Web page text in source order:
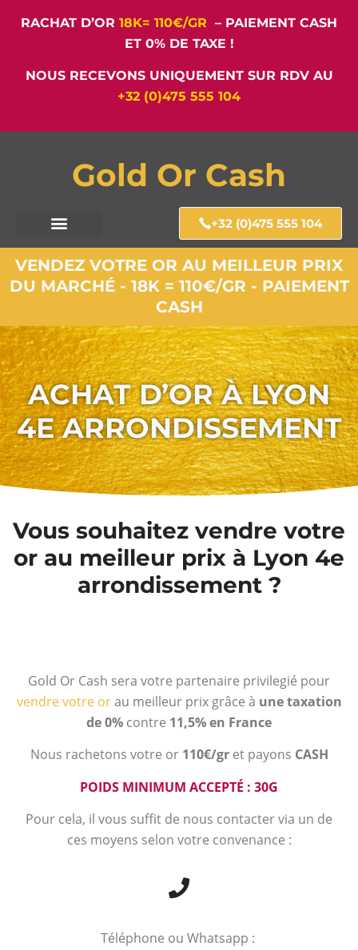
RACHAT D’OR 18K= 110€/GR – PAIEMENT CASH
ET 0% DE TAXE !
NOUS RECEVONS UNIQUEMENT SUR RDV AU
+32 (0)475 555 104
Gold Or Cash
+32 (0)475 555 104
VENDEZ VOTRE OR AU MEILLEUR PRIX
DU MARCHÉ - 18K = 110€/GR - PAIEMENT
CASH
ACHAT D’OR À LYON
4E ARRONDISSEMENT
Vous souhaitez vendre votre
or au meilleur prix à Lyon 4e
arrondissement ?
Gold Or Cash sera votre partenaire privilegié pour
vendre votre orau meilleur prix grâce à une taxation
de 0% contre 11,5% en France
Nous rachetons votre or 110€/gr et payons CASH
POIDS MINIMUM ACCEPTÉ : 30G
Pour cela, il vous suffit de nous contacter via un de
ces moyens selon votre convenance :
Téléphone ou Whatsapp :